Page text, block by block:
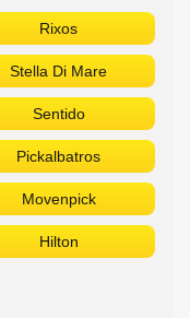
Rixos
Stella Di Mare
Sentido
Pickalbatros
Movenpick
Hilton